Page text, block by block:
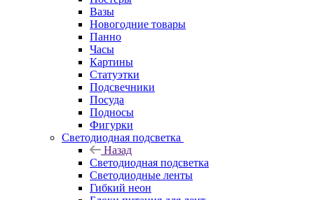
Вазы
Новогодние товары
Панно
Часы
Картины
Статуэтки
Подсвечники
Посуда
Подносы
Фигурки
Светодиодная подсветка
Назад
Светодиодная подсветка
Светодиодные ленты
Гибкий неон